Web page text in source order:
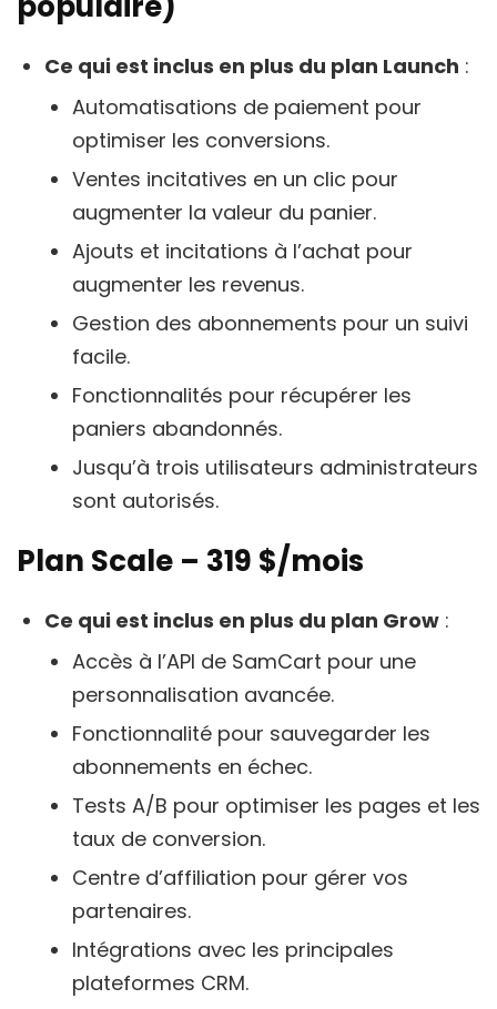
Ce qui est inclus en plus du plan Launch :
Automatisations de paiement pour
optimiser les conversions.
Ventes incitatives en un clic pour
augmenter la valeur du panier.
Ajouts et incitations à l’achat pour
augmenter les revenus.
Gestion des abonnements pour un suivi
facile.
Fonctionnalités pour récupérer les
paniers abandonnés.
Jusqu’à trois utilisateurs administrateurs
sont autorisés.
Plan Scale – 319 $/mois
Ce qui est inclus en plus du plan Grow :
Accès à l’API de SamCart pour une
personnalisation avancée.
Fonctionnalité pour sauvegarder les
abonnements en échec.
Tests A/B pour optimiser les pages et les
taux de conversion.
Centre d’affiliation pour gérer vos
partenaires.
Intégrations avec les principales
plateformes CRM.